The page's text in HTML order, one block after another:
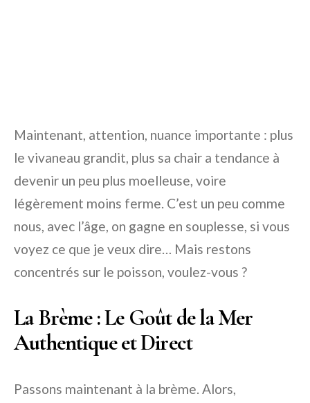
Maintenant, attention, nuance importante : plus
le vivaneau grandit, plus sa chair a tendance à
devenir un peu plus moelleuse, voire
légèrement moins ferme. C’est un peu comme
nous, avec l’âge, on gagne en souplesse, si vous
voyez ce que je veux dire… Mais restons
concentrés sur le poisson, voulez-vous ?
La Brème : Le Goût de la Mer
Authentique et Direct
Passons maintenant à la brème. Alors,